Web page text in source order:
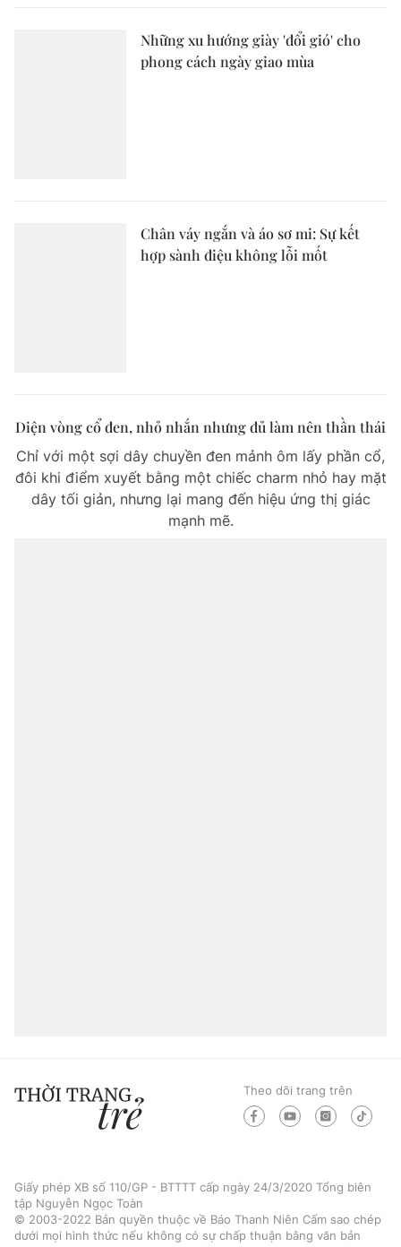
Những xu hướng giày 'đổi gió' cho
phong cách ngày giao mùa
Chân váy ngắn và áo sơ mi: Sự kết
hợp sành điệu không lỗi mốt
Diện vòng cổ đen, nhỏ nhắn nhưng đủ làm nên thần thái
Chỉ với một sợi dây chuyền đen mảnh ôm lấy phần cổ,
đôi khi điểm xuyết bằng một chiếc charm nhỏ hay mặt
dây tối giản, nhưng lại mang đến hiệu ứng thị giác
mạnh mẽ.
Theo dõi trang trên
Giấy phép XB số 110/GP - BTTTT cấp ngày 24/3/2020 Tổng biên
tập Nguyễn Ngọc Toàn
© 2003-2022 Bản quyền thuộc về Báo Thanh Niên Cấm sao chép
dưới mọi hình thức nếu không có sự chấp thuận bằng văn bản